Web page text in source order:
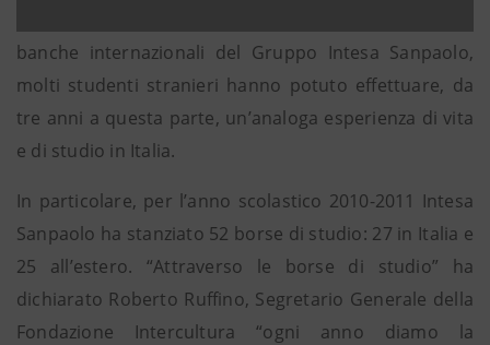
banche internazionali del Gruppo Intesa Sanpaolo,
molti studenti stranieri hanno potuto effettuare, da
tre anni a questa parte, un’analoga esperienza di vita
e di studio in Italia.
In particolare, per l’anno scolastico 2010-2011 Intesa
Sanpaolo ha stanziato 52 borse di studio: 27 in Italia e
25 all’estero. “Attraverso le borse di studio” ha
dichiarato Roberto Ruffino, Segretario Generale della
Fondazione Intercultura “ogni anno diamo la